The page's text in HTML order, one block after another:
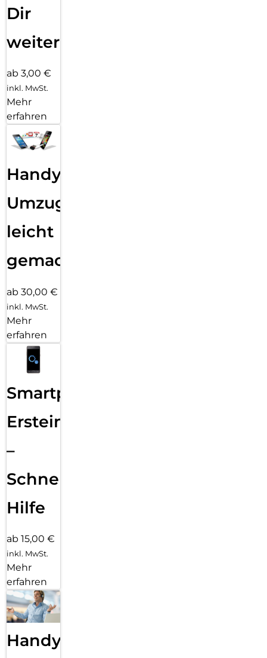
Dir
weiter
ab 3,00 €
inkl. MwSt.
Mehr
erfahren
Handy
Umzug
leicht
gemacht!
ab 30,00 €
inkl. MwSt.
Mehr
erfahren
Smartphone
Ersteinrichtung
–
Schnelle
Hilfe
ab 15,00 €
inkl. MwSt.
Mehr
erfahren
Handy